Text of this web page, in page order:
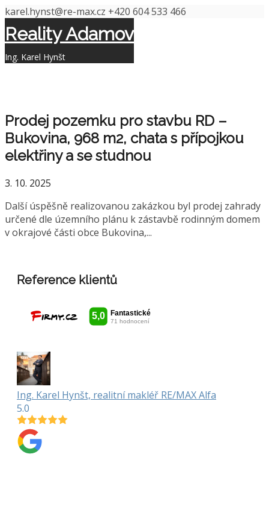
karel.hynst@re-max.cz +420 604 533 466
Reality Adamov
Ing. Karel Hynšt
Prodej pozemku pro stavbu RD –
Bukovina, 968 m2, chata s přípojkou
elektřiny a se studnou
3. 10. 2025
Další úspěšně realizovanou zakázkou byl prodej zahrady
určené dle územního plánu k zástavbě rodinným domem
v okrajové části obce Bukovina,...
Reference klientů
Ing. Karel Hynšt, realitní makléř RE/MAX Alfa
5.0